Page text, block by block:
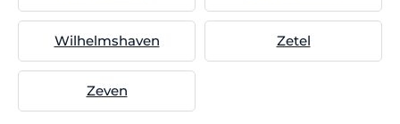
Wilhelmshaven Zetel
Zeven